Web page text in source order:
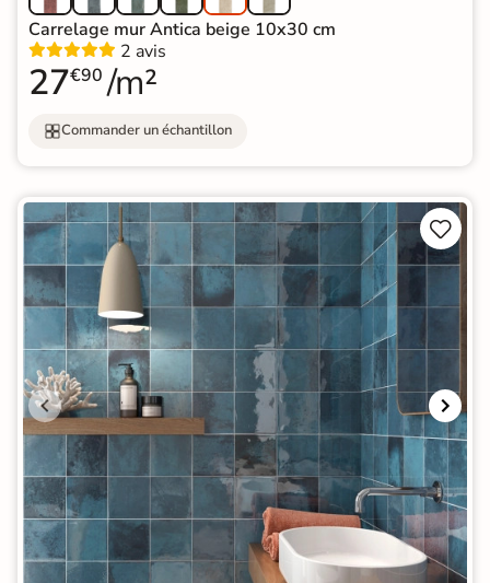
Carrelage mur Antica beige 10x30 cm
2 avis
27€90 /m²
Commander un échantillon

